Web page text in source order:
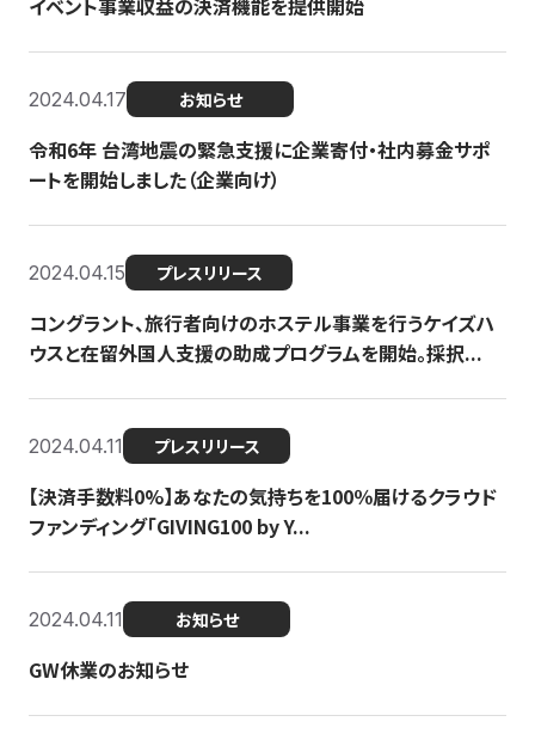
イベント事業収益の決済機能を提供開始
2024.04.17 お知らせ
令和6年 台湾地震の緊急支援に企業寄付・社内募金サポ
ートを開始しました（企業向け）
2024.04.15 プレスリリース
コングラント、旅行者向けのホステル事業を行うケイズハ
ウスと在留外国人支援の助成プログラムを開始。採択...
2024.04.11 プレスリリース
【決済手数料0%】あなたの気持ちを100％届けるクラウド
ファンディング「GIVING100 by Y...
2024.04.11 お知らせ
GW休業のお知らせ